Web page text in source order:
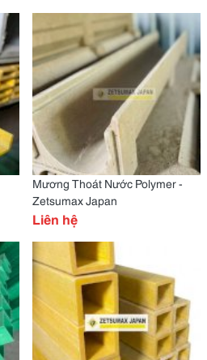
Mương Thoát Nước Polymer -
Zetsumax Japan
Liên hệ